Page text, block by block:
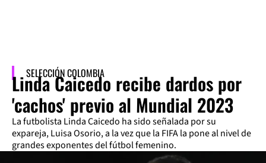
SELECCIÓN COLOMBIA
Linda Caicedo recibe dardos por
'cachos' previo al Mundial 2023
La futbolista Linda Caicedo ha sido señalada por su
expareja, Luisa Osorio, a la vez que la FIFA la pone al nivel de
grandes exponentes del fútbol femenino.